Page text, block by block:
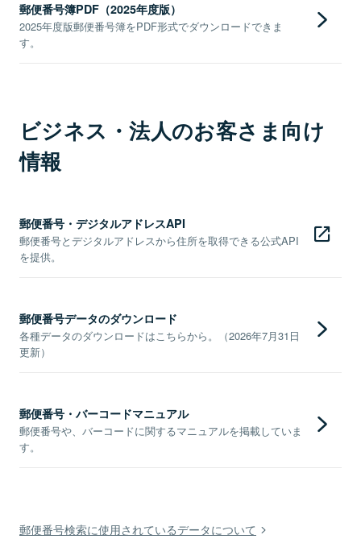
郵便番号簿PDF（2025年度版）
2025年度版郵便番号簿をPDF形式でダウンロードできま
す。
ビジネス・法人のお客さま向け
情報
郵便番号・デジタルアドレスAPI
郵便番号とデジタルアドレスから住所を取得できる公式API
を提供。
郵便番号データのダウンロード
各種データのダウンロードはこちらから。（2026年7月31日
更新）
郵便番号・バーコードマニュアル
郵便番号や、バーコードに関するマニュアルを掲載していま
す。
郵便番号検索に使用されているデータについて